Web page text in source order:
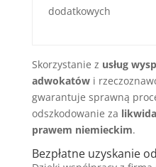
dodatkowych
Skorzystanie z usług
adwokatówi
gwarantuje sprawną
odszkodowanie za
prawem niemieckim.
Bezpłatne uzyskanie